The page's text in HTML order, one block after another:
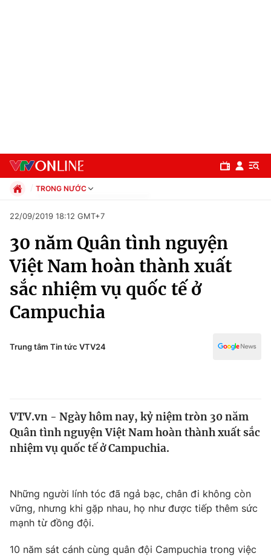
Chuyên mục
Chính trị
Xã hội
Pháp luật
Thế giới
Tin tức
Câu chuyện quốc tế
Kinh tế
Thị trường
Góc doanh nghiệp
Truyền hình
Phim VTV
Giải trí
TRONG NƯỚC
Xã hội
Pháp luật
Thể thao
Truyền hình
Văn hóa - Giải trí
Y tế
Công nghệ
22/09/2019 18:12 GMT+7
30 năm Quân tình nguyện
Việt Nam hoàn thành xuất
sắc nhiệm vụ quốc tế ở
Campuchia
Trung tâm Tin tức VTV24
VTV.vn - Ngày hôm nay, kỷ niệm tròn 30 năm
Quân tình nguyện Việt Nam hoàn thành xuất sắc
nhiệm vụ quốc tế ở Campuchia.
Những người lính tóc đã ngả bạc, chân đi không còn
vững, nhưng khi gặp nhau, họ như được tiếp thêm sức
mạnh từ đồng đội.
10 năm sát cánh cùng quân đội Campuchia trong việc